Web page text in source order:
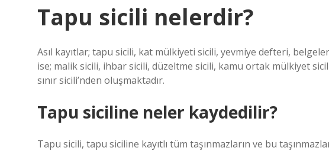
Tapu sicili nelerdir?
Asıl kayıtlar; tapu sicili, kat mülkiyeti sicili, yevmiye defteri,
ise; malik sicili, ihbar sicili, düzeltme sicili, kamu ortak mülkiyet
sınır sicili’nden oluşmaktadır.
Tapu siciline neler kaydedilir?
Tapu sicili, tapu siciline kayıtlı tüm taşınmazların ve bu